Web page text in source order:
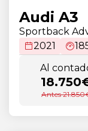
Audi A3
Sportback
2021
Al
Antes